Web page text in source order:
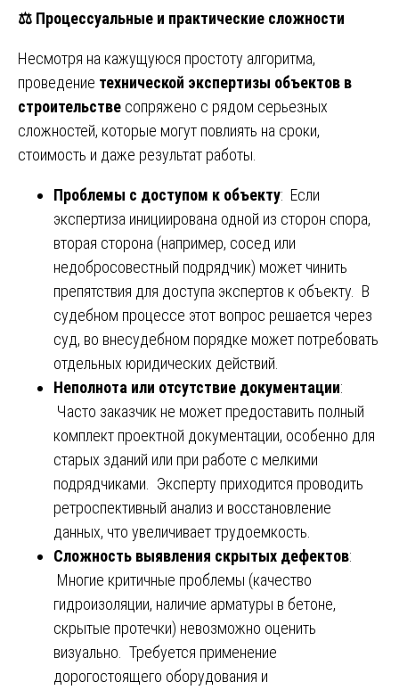
⚖️ Процессуальные и практические сложности
Несмотря на кажущуюся простоту алгоритма,
проведение технической экспертизы объектов в
строительстве сопряжено с рядом серьезных
сложностей, которые могут повлиять на сроки,
стоимость и даже результат работы.
Проблемы с доступом к объекту: Если
экспертиза инициирована одной из сторон спора,
вторая сторона (например, сосед или
недобросовестный подрядчик) может чинить
препятствия для доступа экспертов к объекту. В
судебном процессе этот вопрос решается через
суд, во внесудебном порядке может потребовать
отдельных юридических действий.
Неполнота или отсутствие документации:
Часто заказчик не может предоставить полный
комплект проектной документации, особенно для
старых зданий или при работе с мелкими
подрядчиками. Эксперту приходится проводить
ретроспективный анализ и восстановление
данных, что увеличивает трудоемкость.
Сложность выявления скрытых дефектов:
Многие критичные проблемы (качество
гидроизоляции, наличие арматуры в бетоне,
скрытые протечки) невозможно оценить
визуально. Требуется применение
дорогостоящего оборудования и